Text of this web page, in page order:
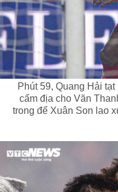
Phút 59, Quang Hải
cấm địa cho Văn
trong để Xuân Son lao